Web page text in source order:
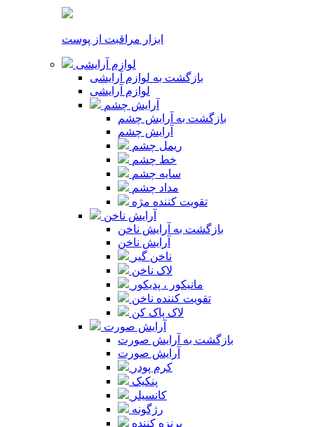
ابزار مراقبت از پوست
لوازم آرایشی
بازگشت به لوازم آرایشی
لوازم آرایشی
آرایش چشم
بازگشت به آرایش چشم
آرایش چشم
ریمل چشم
خط چشم
سایه چشم
مداد چشم
تقویت کننده مژه
آرایش ناخن
بازگشت به آرایش ناخن
آرایش ناخن
ناخن گیر
لاک ناخن
مانیکور ، پدیکور
تقویت کننده ناخن
لاک پاک کن
آرایش صورت
بازگشت به آرایش صورت
آرایش صورت
کرم پودر
پنکیک
کانسیلر
رژگونه
برنزه کننده